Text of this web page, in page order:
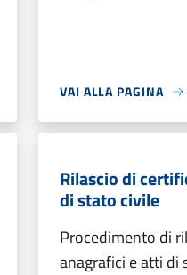
VAI ALLA PAGINA
Rilascio di
di stato civile
Procedimento di
anagrafici e atti di